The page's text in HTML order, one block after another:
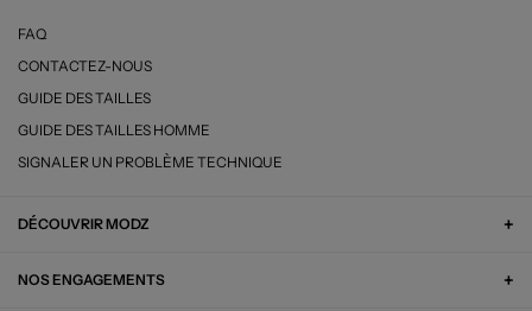
FAQ
CONTACTEZ-NOUS
GUIDE DES TAILLES
GUIDE DES TAILLES HOMME
SIGNALER UN PROBLÈME TECHNIQUE
DÉCOUVRIR MODZ
NOS ENGAGEMENTS